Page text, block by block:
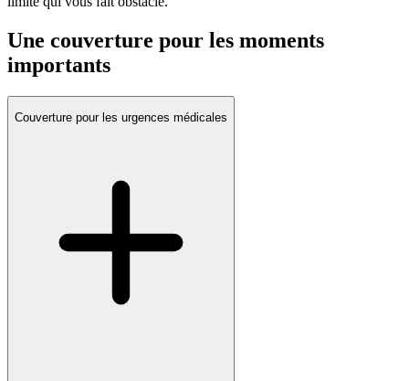
Une couverture pour les moments
importants
Couverture pour les urgences médicales